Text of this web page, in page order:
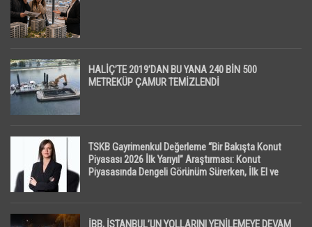
HALİÇ’TE 2019’DAN BU YANA 240 BİN 500
METREKÜP ÇAMUR TEMİZLENDİ
TSKB Gayrimenkul Değerleme “Bir Bakışta Konut
Piyasası 2026 İlk Yarıyıl” Araştırması: Konut
Piyasasında Dengeli Görünüm Sürerken, İlk El ve